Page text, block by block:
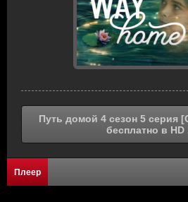
Путь домой 4 сезон 5 серия
бесплатно в HD
Плеер